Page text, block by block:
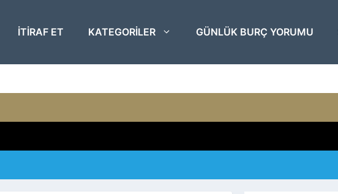
ITIRAF ET KATEGORILER GÜNLÜK BURÇ YORUMU